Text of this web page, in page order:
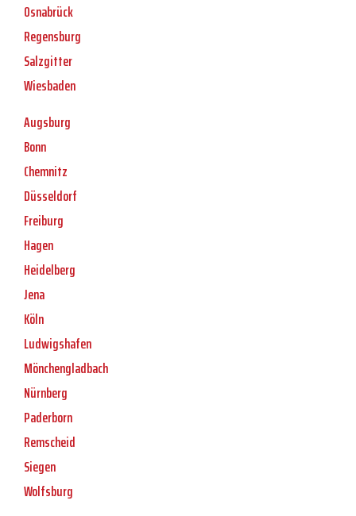
Osnabrück
Regensburg
Salzgitter
Wiesbaden
Augsburg
Bonn
Chemnitz
Düsseldorf
Freiburg
Hagen
Heidelberg
Jena
Köln
Ludwigshafen
Mönchengladbach
Nürnberg
Paderborn
Remscheid
Siegen
Wolfsburg